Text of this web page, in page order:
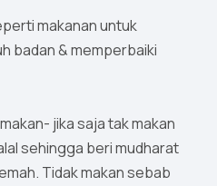
makanan untuk
badan & memperbaiki
jika saja tak makan
sehingga beri mudharat
Tidak makan sebab